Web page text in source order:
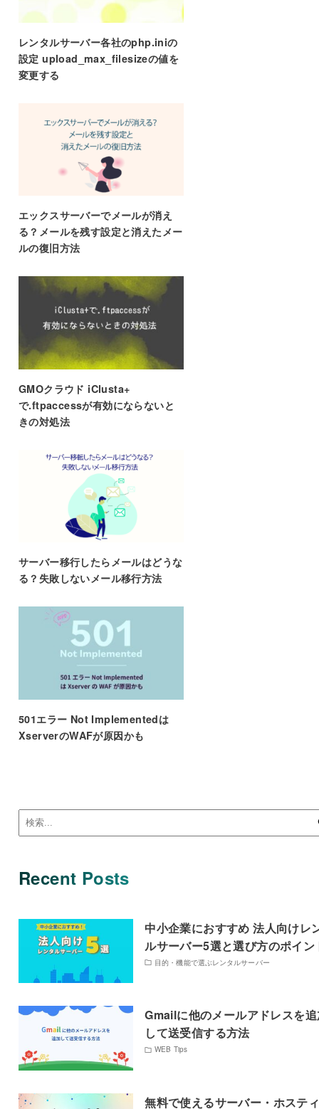
レンタルサーバー各社のphp.iniの
設定 upload_max_filesizeの値を
変更する
エックスサーバーでメールが消え
る？メールを残す設定と消えたメー
ルの復旧方法
GMOクラウド iClusta+
で.ftpaccessが有効にならないと
きの対処法
サーバー移行したらメールはどうな
る？失敗しないメール移行方法
501エラー Not Implementedは
XserverのWAFが原因かも
Recent Posts
中小企業におすすめ 法人向けレ
ルサーバー5選と選び方のポイン
目的・機能で選ぶレンタルサーバー
Gmailに他のメールアドレスを
して送受信する方法
WEB Tips
無料で使えるサーバー・ホステ